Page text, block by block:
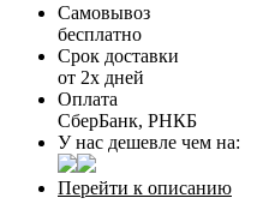
Самовывоз
бесплатно
Срок доставки
от 2х дней
Оплата
СберБанк, РНКБ
У нас дешевле чем на:
Перейти к описанию